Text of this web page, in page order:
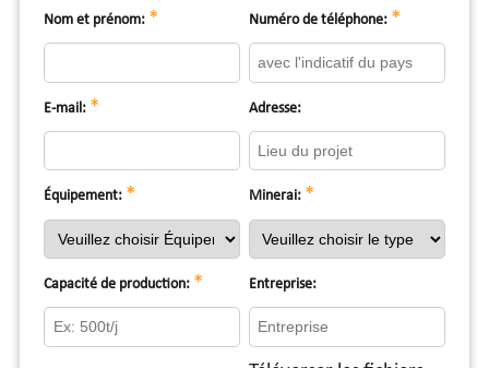
Nom et prénom: * Numéro de téléphone: *
E-mail: * Adresse:
Équipement: * Minerai: *
Capacité de production: * Entreprise: